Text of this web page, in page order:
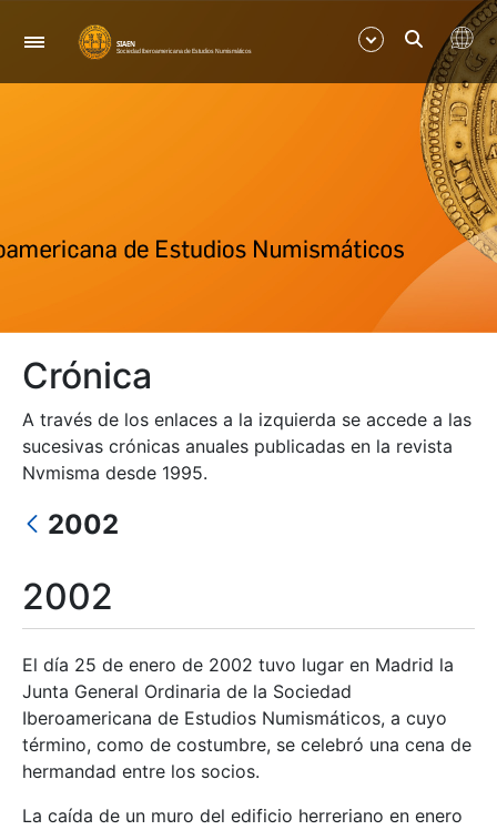
Navigation
Show/Hide
Show/Hide
Show/Hide
Crónica
A través de los enlaces a la izquierda se accede a las
sucesivas crónicas anuales publicadas en la revista
Nvmisma desde 1995.
2002
2002
El día 25 de enero de 2002 tuvo lugar en Madrid la
Junta General Ordinaria de la Sociedad
Iberoamericana de Estudios Numismáticos, a cuyo
término, como de costumbre, se celebró una cena de
hermandad entre los socios.
La caída de un muro del edificio herreriano en enero